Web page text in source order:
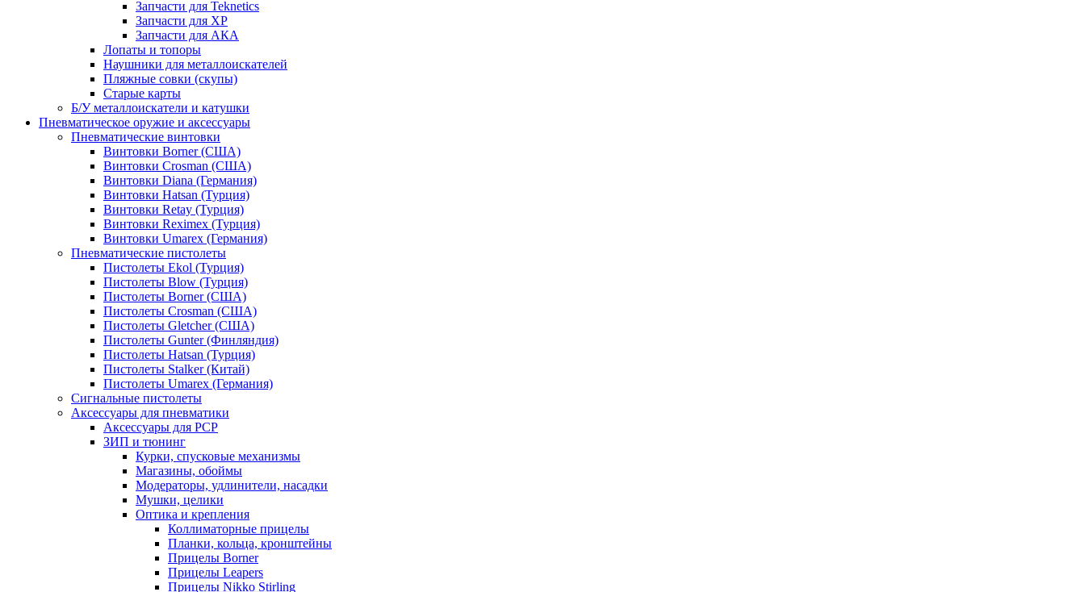
Запчасти для Teknetics
Запчасти для XP
Запчасти для АКА
Лопаты и топоры
Наушники для металлоискателей
Пляжные совки (скупы)
Старые карты
Б/У металлоискатели и катушки
Пневматическое оружие и аксессуары
Пневматические винтовки
Винтовки Borner (США)
Винтовки Crosman (США)
Винтовки Diana (Германия)
Винтовки Hatsan (Турция)
Винтовки Retay (Турция)
Винтовки Reximex (Турция)
Винтовки Umarex (Германия)
Пневматические пистолеты
Пистолеты Ekol (Турция)
Пистолеты Blow (Турция)
Пистолеты Borner (США)
Пистолеты Crosman (США)
Пистолеты Gletcher (США)
Пистолеты Gunter (Финляндия)
Пистолеты Hatsan (Турция)
Пистолеты Stalker (Китай)
Пистолеты Umarex (Германия)
Сигнальные пистолеты
Аксессуары для пневматики
Аксессуары для PCP
ЗИП и тюнинг
Курки, спусковые механизмы
Магазины, обоймы
Модераторы, удлинители, насадки
Мушки, целики
Оптика и крепления
Коллиматорные прицелы
Планки, кольца, кронштейны
Прицелы Borner
Прицелы Leapers
Прицелы Nikko Stirling